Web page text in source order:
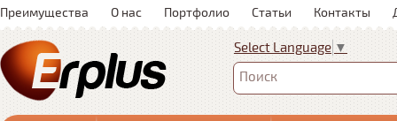
Преимущества О нас Портфолио Статьи Контакты
Select Language ▼
Поиск